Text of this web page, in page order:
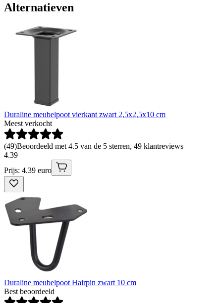
Alternatieven
Duraline meubelpoot vierkant zwart 2,5x2,5x10 cm
Meest verkocht
(49)Beoordeeld met 4.5 van de 5 sterren, 49 klantreviews
4.39
Prijs: 4.39 euro
Duraline meubelpoot Hairpin zwart 10 cm
Best beoordeeld